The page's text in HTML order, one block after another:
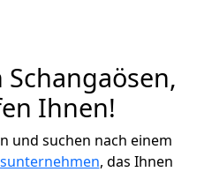
Ihnen!
und suchen nach einem
, das Ihnen